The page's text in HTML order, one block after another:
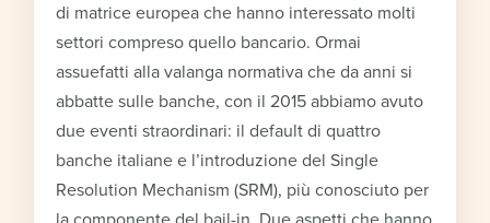
di matrice europea che hanno interessato molti
settori compreso quello bancario. Ormai
assuefatti alla valanga normativa che da anni si
abbatte sulle banche, con il 2015 abbiamo avuto
due eventi straordinari: il default di quattro
banche italiane e l’introduzione del Single
Resolution Mechanism (SRM), più conosciuto per